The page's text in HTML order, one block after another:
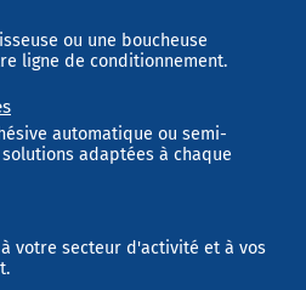
ou une boucheuse
ligne de conditionnement.
automatique ou semi-
adaptées à chaque
votre secteur d'activité et à vos